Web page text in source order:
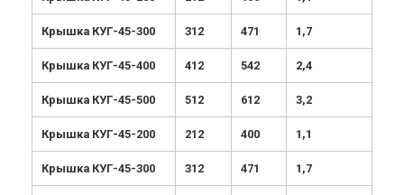
Крышка КУГ-45-300 312 471 1,7
Крышка КУГ-45-400 412 542 2,4
Крышка КУГ-45-500 512 612 3,2
Крышка КУГ-45-200 212 400 1,1
Крышка КУГ-45-300 312 471 1,7